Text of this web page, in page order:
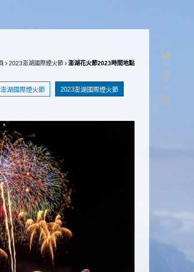
2023澎湖國際煙火節 澎湖花火節2023時間地點
湖國際煙火節 2023澎湖國際煙火節